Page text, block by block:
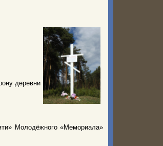
деревни
Молодёжного «Мемориала»